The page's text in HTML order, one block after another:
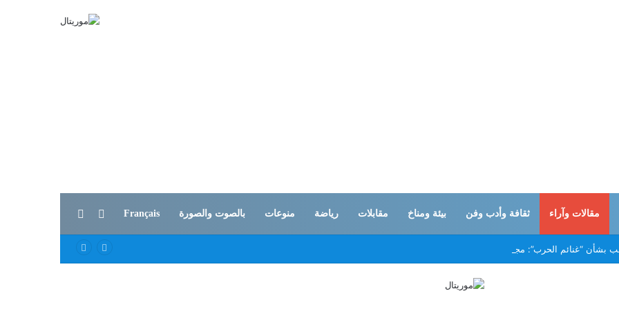
مقالات وآراء ثقافة وأدب وفن بيئة ومناخ مقابلات رياضة منوعات بالصوت والصورة Français الوضع المظلم
بشأن “غنائم الحرب”: مجرد شارة ورقية لنصر لن يتحقق أبداً